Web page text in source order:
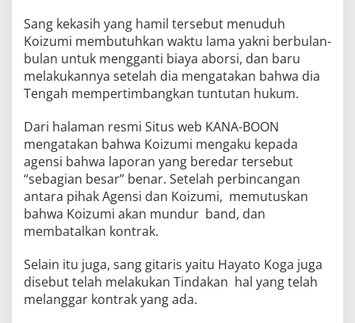
Sang kekasih yang hamil tersebut menuduh
Koizumi membutuhkan waktu lama yakni berbulan-
bulan untuk mengganti biaya aborsi, dan baru
melakukannya setelah dia mengatakan bahwa dia
Tengah mempertimbangkan tuntutan hukum.
Dari halaman resmi Situs web KANA-BOON
mengatakan bahwa Koizumi mengaku kepada
agensi bahwa laporan yang beredar tersebut
“sebagian besar” benar. Setelah perbincangan
antara pihak Agensi dan Koizumi, memutuskan
bahwa Koizumi akan mundur band, dan
membatalkan kontrak.
Selain itu juga, sang gitaris yaitu Hayato Koga juga
disebut telah melakukan Tindakan hal yang telah
melanggar kontrak yang ada.